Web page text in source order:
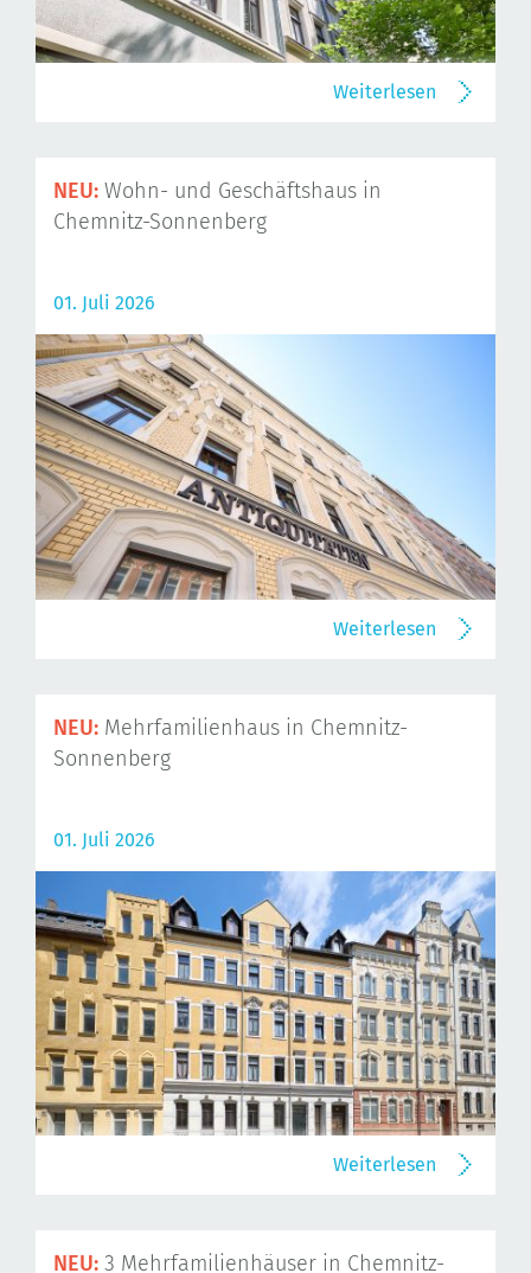
Weiterlesen
NEU: Wohn- und Geschäftshaus in
Chemnitz-Sonnenberg
01. Juli 2026
Weiterlesen
NEU: Mehrfamilienhaus in Chemnitz-
Sonnenberg
01. Juli 2026
Weiterlesen
NEU: 3 Mehrfamilienhäuser in Chemnitz-